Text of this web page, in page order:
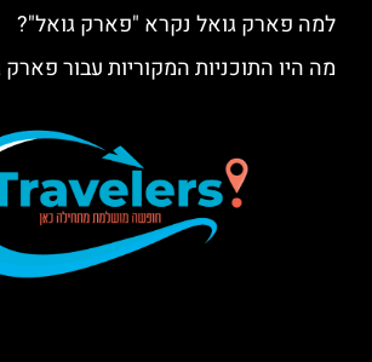
למה פארק גואל נקרא "פארק גואל"?
מה היו התוכניות המקוריות עבור פארק